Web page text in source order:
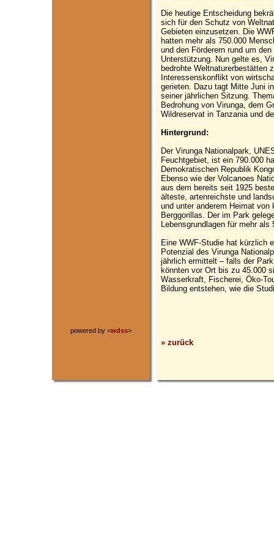
powered by <wdss>
Die heutige Entscheidung
sich für den Schutz von
Gebieten einzusetzen. Die
hatten mehr als 750.000
und den Förderern rund um
Unterstützung. Nun gelte es,
bedrohte Weltnaturerbestätten
Interessenskonflikt von
gerieten. Dazu tagt Mitte Juni
seiner jährlichen Sitzung.
Bedrohung von Virunga, dem
Wildreservat in Tanzania und
Hintergrund:
Der Virunga Nationalpark,
Feuchtgebiet, ist ein 790.000
Demokratischen Republik
Ebenso wie der Volcanoes
aus dem bereits seit 1925
älteste, artenreichste und
und unter anderem Heimat von
Berggorillas. Der im Park
Lebensgrundlagen für mehr als
Eine WWF-Studie hat kürzlich
Potenzial des Virunga
jährlich ermittelt – falls der
könnten vor Ort bis zu 45.000
Wasserkraft, Fischerei, Öko-
Bildung entstehen, wie die
» zurück